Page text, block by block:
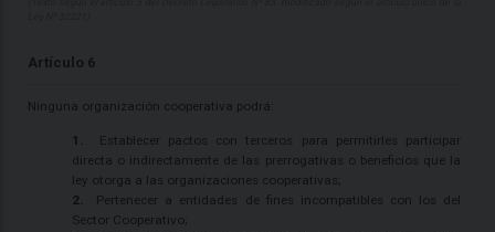
Artículo 6
Ninguna organización cooperativa podrá:
1. Establecer pactos con terceros para permitirles participar
directa o indirectamente de las prerrogativas o beneficios que la
ley otorga a las organizaciones cooperativas;
2. Pertenecer a entidades de fines incompatibles con los del
Sector Cooperativo;